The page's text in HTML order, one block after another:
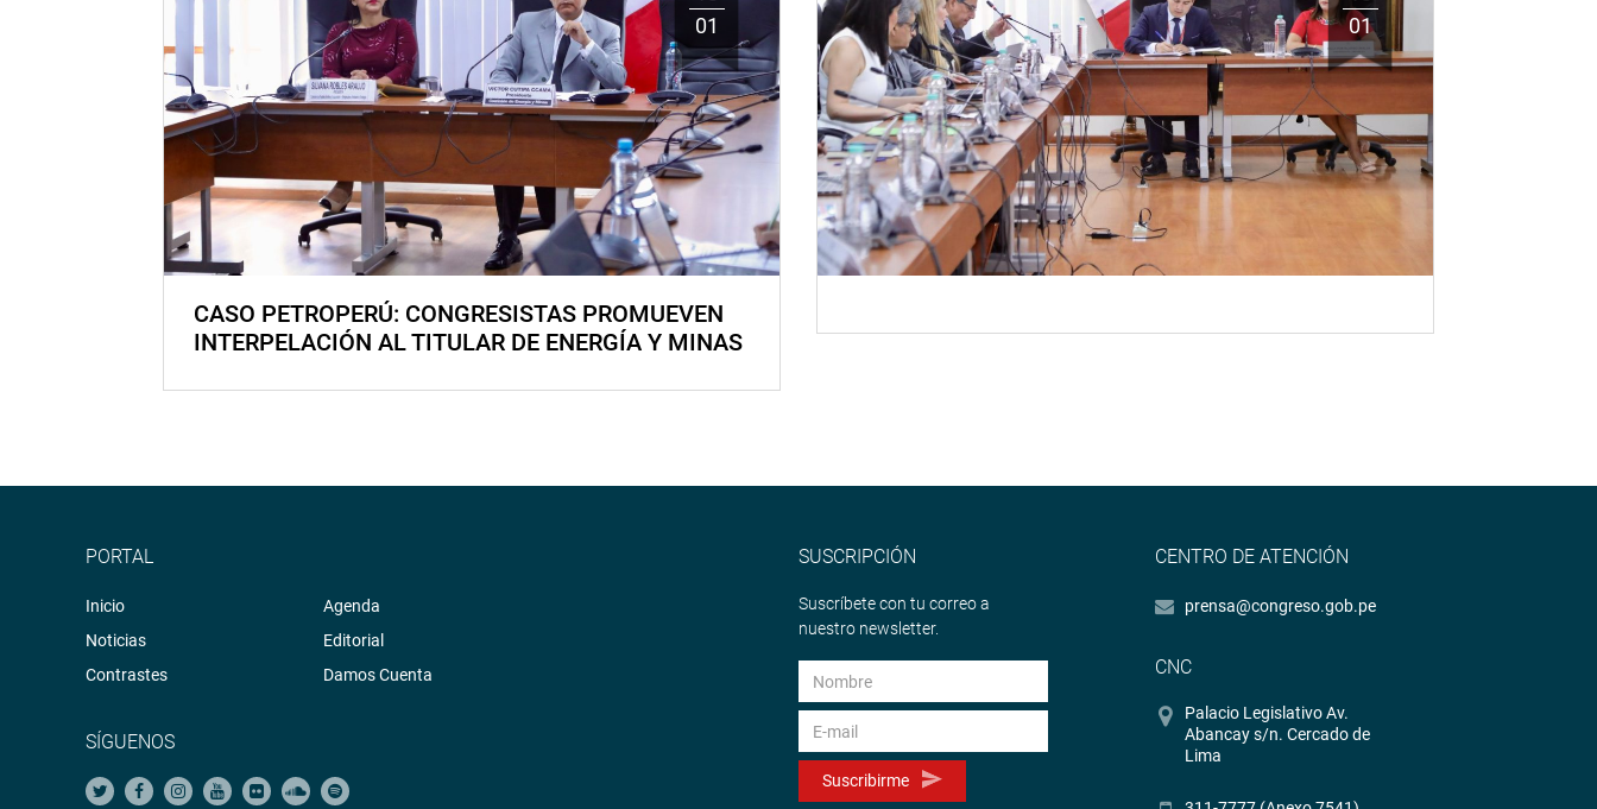
01
CASO PETROPERÚ: CONGRESISTAS PROMUEVEN
INTERPELACIÓN AL TITULAR DE ENERGÍA Y MINAS
01
PORTAL
Inicio
Noticias
Contrastes
Agenda
Editorial
Damos Cuenta
SÍGUENOS
SUSCRIPCIÓN
Suscríbete con tu correo a
nuestro newsletter.
Suscribirme
CENTRO DE ATENCIÓN
prensa@congreso.gob.pe
CNC
Palacio Legislativo Av.
Abancay s/n. Cercado de
Lima